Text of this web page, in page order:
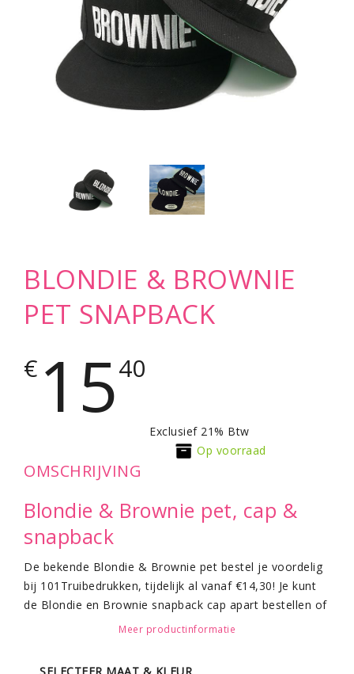
BLONDIE & BROWNIE
PET SNAPBACK
€ 1540
Exclusief 21% Btw
Op voorraad
OMSCHRIJVING
Blondie & Brownie pet, cap &
snapback
De bekende Blondie & Brownie pet bestel je voordelig
bij 101Truibedrukken, tijdelijk al vanaf €14,30! Je kunt
de Blondie en Brownie snapback cap apart bestellen of
als een setje! Alle blonde en bruinharige vrienden
Meer productinformatie